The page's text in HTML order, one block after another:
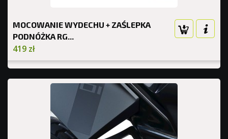
MOCOWANIE WYDECHU + ZAŚLEPKA
PODNÓŻKA RG...
419 zł